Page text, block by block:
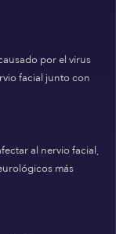
por el virus
facial junto con
al nervio facial,
más